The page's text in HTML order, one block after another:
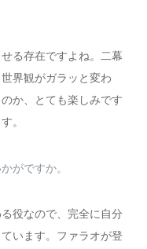
る存在ですよね。二幕
界観がガラッと変わ
か、とても楽しみです
。
がですか。
役なので、完全に自分
います。ファラオが登